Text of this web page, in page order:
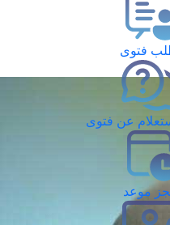
فتوى
عن فتوى
موعد